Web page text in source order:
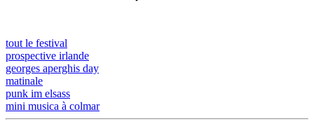
tout le festival
prospective irlande
georges aperghis day
matinale
punk im elsass
mini musica à colmar